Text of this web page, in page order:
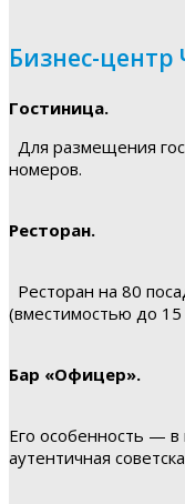
Бизнес-центр
Гостиница.
Для размещения
номеров.
Ресторан.
Ресторан на 80
(вместимостью до
Бар «Офицер».
Его особенность — в
аутентичная